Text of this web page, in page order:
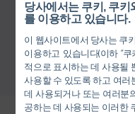
당사에서는 쿠키, 쿠키
를 이용하고 있습니다.
이 웹사이트에서 당사는 쿠
이용하고 있습니다(이하 “
적으로 표시하는 데 사용될
사용할 수 있도록 하고 여러
데 사용되거나 또는 여러분
공하는 데 사용되는 이러한